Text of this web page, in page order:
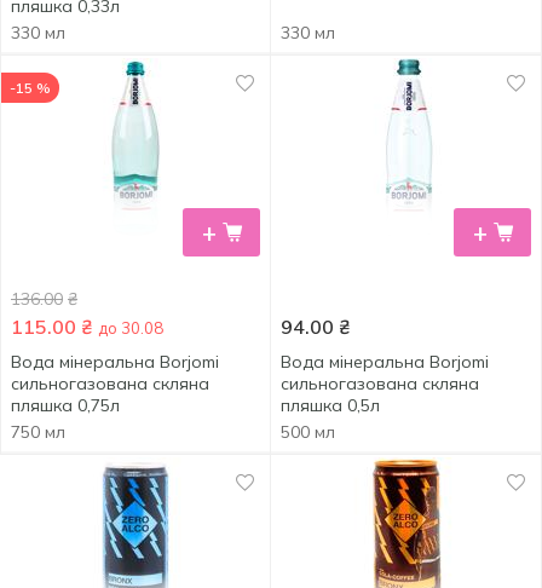
пляшка 0,33л
330 мл
330 мл
+
-15 %
136.00 ₴
115.00 ₴ до 30.08
Вода мінеральна Borjomi
сильногазована скляна
пляшка 0,75л
750 мл
+
94.00 ₴
Вода мінеральна Borjomi
сильногазована скляна
пляшка 0,5л
500 мл